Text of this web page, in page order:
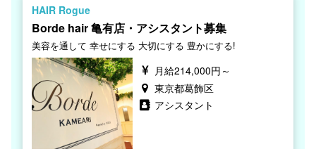
HAIR Rogue
Borde hair 亀有店・アシスタント募集
美容を通して 幸せにする 大切にする 豊かにする!
月給214,000円～
東京都葛飾区
アシスタント